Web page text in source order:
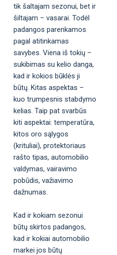
tik šaltajam sezonui, bet ir
šiltajam – vasarai. Todėl
padangos parenkamos
pagal atitinkamas
savybes. Viena iš tokių –
sukibimas su kelio danga,
kad ir kokios būklės ji
būtų. Kitas aspektas –
kuo trumpesnis stabdymo
kelias. Taip pat svarbūs
kiti aspektai: temperatūra,
kitos oro sąlygos
(krituliai), protektoriaus
rašto tipas, automobilio
valdymas, vairavimo
pobūdis, važiavimo
dažnumas.
Kad ir kokiam sezonui
būtų skirtos padangos,
kad ir kokiai automobilio
markei jos būtų